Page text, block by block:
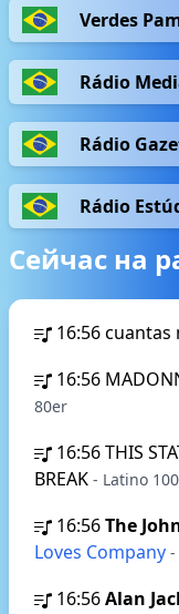
Verdes
Rádio
Rádio
Rádio
Сейчас на
16:56cuantas
16:56
80er
16:56THIS
BREAK - Latino
16:56The
Loves Company -
16:56Alan